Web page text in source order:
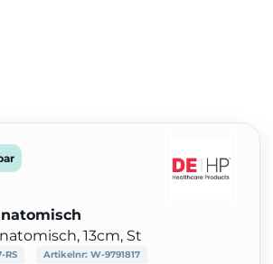
13cm, St
RS Artikelnr: W-9791817